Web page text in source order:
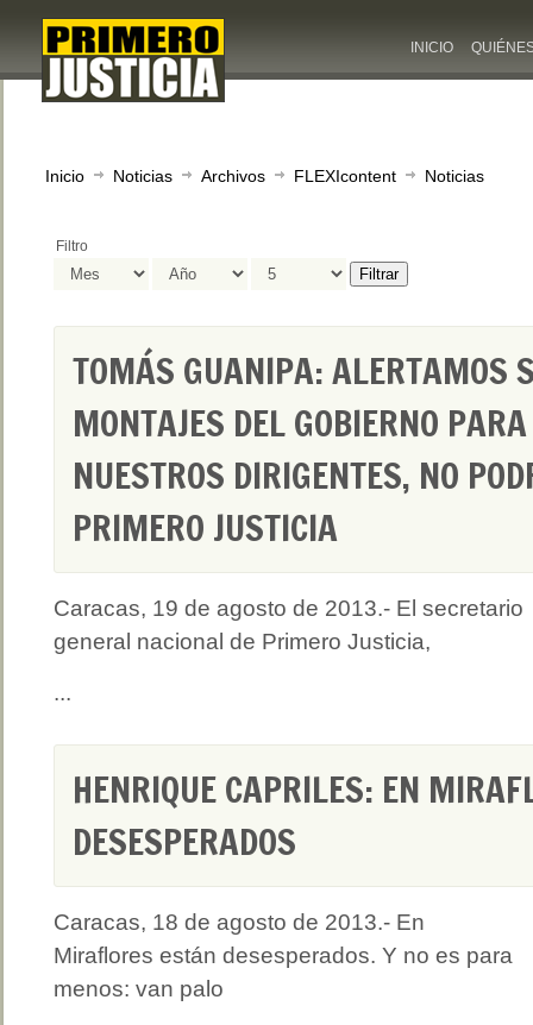
INICIO
Inicio Noticias Archivos FLEXIcontent Noticias
Filtro
Filtrar
TOMÁS GUANIPA: ALERTAMOS
MONTAJES DEL GOBIERNO
NUESTROS DIRIGENTES, NO
PRIMERO JUSTICIA
Caracas, 19 de agosto de 2013.- El secretario
general nacional de Primero Justicia,
...
HENRIQUE CAPRILES: EN
DESESPERADOS
Caracas, 18 de agosto de 2013.- En
Miraflores están desesperados. Y no es para
menos: van palo